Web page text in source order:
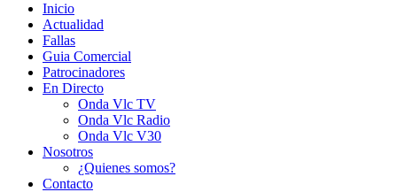
Inicio
Actualidad
Fallas
Guia Comercial
Patrocinadores
En Directo
Onda Vlc TV
Onda Vlc Radio
Onda Vlc V30
Nosotros
¿Quienes somos?
Contacto